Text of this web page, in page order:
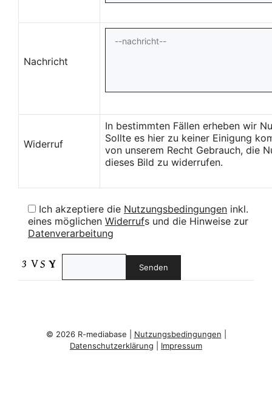
Nachricht
Widerruf
In bestimmten Fällen erheben wir
Sollte es hier zu keiner Einigung
von unserem Recht Gebrauch, die
dieses Bild zu widerrufen.
Ich akzeptiere die Nutzungsbedingungen inkl.
eines möglichen Widerrufs und die Hinweise zur
Datenverarbeitung
© 2026 R-mediabase | Nutzungsbedingungen
Datenschutzerklärung
Impressum